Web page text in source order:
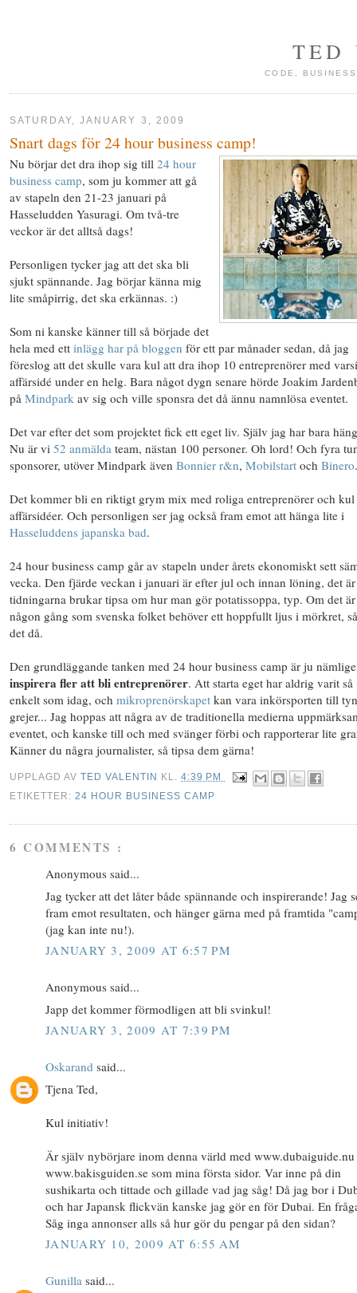
TED
CODE,
SATURDAY, JANUARY 3, 2009
Snart dags för 24 hour business camp!
Nu börjar det dra ihop sig till 24 hour
business camp, som ju kommer att gå
av stapeln den 21-23 januari på
Hasseludden Yasuragi. Om två-tre
veckor är det alltså dags!
Personligen tycker jag att det ska bli
sjukt spännande. Jag börjar känna mig
lite småpirrig, det ska erkännas. :)
Som ni kanske känner till så började det
hela med ett inlägg har på bloggen för ett par månader sedan, då jag
föreslog att det skulle vara kul att dra ihop 10 entreprenörer med
affärsidé under en helg. Bara något dygn senare hörde Joakim
på Mindpark av sig och ville sponsra det då ännu namnlösa eventet.
Det var efter det som projektet fick ett eget liv. Själv jag har bara
Nu är vi 52 anmälda team, nästan 100 personer. Oh lord! Och fyra
sponsorer, utöver Mindpark även Bonnier r&n, Mobilstart och Binero.
Det kommer bli en riktigt grym mix med roliga entreprenörer och kul
affärsidéer. Och personligen ser jag också fram emot att hänga lite i
Hasseluddens japanska bad.
24 hour business camp går av stapeln under årets ekonomiskt sett
vecka. Den fjärde veckan i januari är efter jul och innan löning, det
tidningarna brukar tipsa om hur man gör potatissoppa, typ. Om det är
någon gång som svenska folket behöver ett hoppfullt ljus i mörkret,
det då.
Den grundläggande tanken med 24 hour business camp är ju
inspirera fler att bli entreprenörer. Att starta eget har aldrig varit så
enkelt som idag, och mikroprenörskapet kan vara inkörsporten till
grejer... Jag hoppas att några av de traditionella medierna
eventet, och kanske till och med svänger förbi och rapporterar lite
Känner du några journalister, så tipsa dem gärna!
UPPLAGD AVTED VALENTIN KL.4:39 PM
ETIKETTER:24 HOUR BUSINESS CAMP
6 COMMENTS :
Anonymous said...
Jag tycker att det låter både spännande och inspirerande! Jag
fram emot resultaten, och hänger gärna med på framtida
(jag kan inte nu!).
JANUARY 3, 2009 AT 6:57 PM
Anonymous said...
Japp det kommer förmodligen att bli svinkul!
JANUARY 3, 2009 AT 7:39 PM
Oskarand said...
Tjena Ted,
Kul initiativ!
Är själv nybörjare inom denna värld med
www.bakisguiden.se som mina första sidor. Var inne på din
sushikarta och tittade och gillade vad jag såg! Då jag bor i
och har Japansk flickvän kanske jag gör en för Dubai. En
Såg inga annonser alls så hur gör du pengar på den sidan?
JANUARY 10, 2009 AT 6:55 AM
Gunilla said...